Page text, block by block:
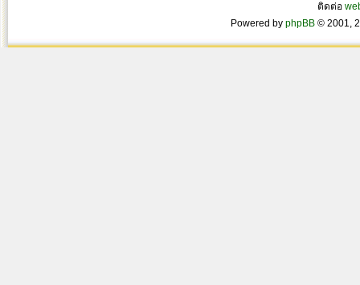
ติดต่อ
Powered by phpBB © 2001,